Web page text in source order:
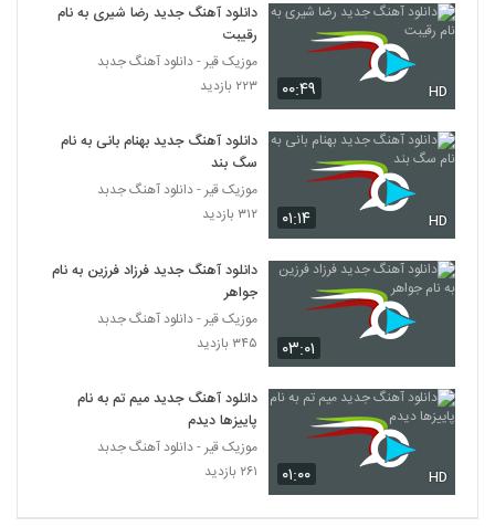
میلاد سیزر آهنگ فرچیپ
3946
دانلود آهنگ بی قرار از رضا کشوری
۳۸۶ بازدید
3947
دانلود آهنگ سیاوش کینگ کاراکتر وطن
۲۶۷ بازدید
آهنگ مهدی مسیح بنام دیگه نمیتونم
3949
آهنگ چه خبر (به همراه کیارش کیانی) از
مسعود ابراهیم خانی(پاپ)
آهنگ چشمات از جواد دریساوی(پاپ)
۲۹۰ بازدید
۰۰:۴۹ HD
دانلود آهنگ جدید رضا شیری به نام
رقیبت
موزیک قیر - دانلود آهنگ جدبد
۲۲۳ بازدید
۰۱:۱۴ HD
دانلود آهنگ جدید بهنام بانی به نام
سگ بند
موزیک قیر - دانلود آهنگ جدبد
۳۱۲ بازدید
۰۳:۰۱
دانلود آهنگ جدید فرزاد فرزین به نام
جواهر
موزیک قیر - دانلود آهنگ جدبد
۳۴۵ بازدید
۰۱:۰۰ HD
دانلود آهنگ جدید میم تم به نام
پاییزها دیدم
موزیک قیر - دانلود آهنگ جدبد
۲۶۱ بازدید